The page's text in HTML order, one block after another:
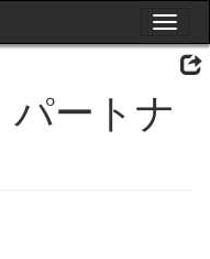
Toggle
パートナ